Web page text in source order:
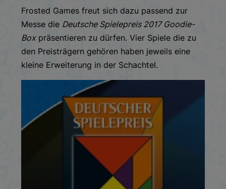
Frosted Games freut sich dazu passend zur
Messe die Deutsche Spielepreis 2017 Goodie-
Boxpräsentieren zu dürfen. Vier Spiele die zu
den Preisträgern gehören haben jeweils eine
kleine Erweiterung in der Schachtel.